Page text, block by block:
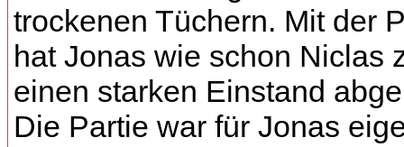
trockenen Tüchern. Mit der
hat Jonas wie schon Niclas
einen starken Einstand
Die Partie war für Jonas